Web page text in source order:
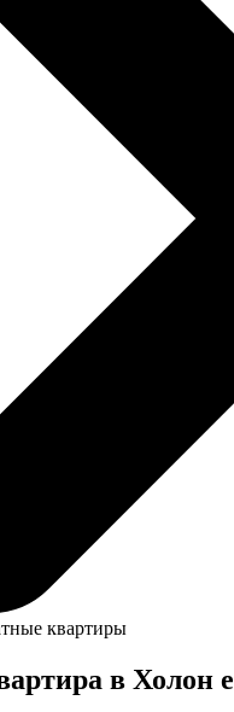
квартиры
в Холон e